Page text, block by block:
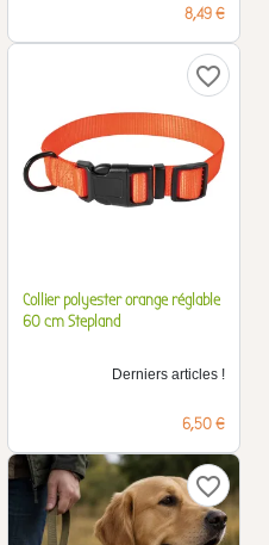
Prix
8,49 €
favorite_border
Collier polyester orange réglable
60 cm Stepland
Derniers articles !
Prix
6,50 €
favorite_border